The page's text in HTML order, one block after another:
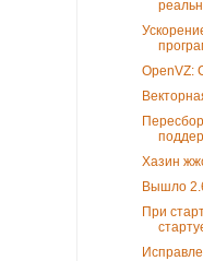
OpenVZ:
Хазин
Вышло
При